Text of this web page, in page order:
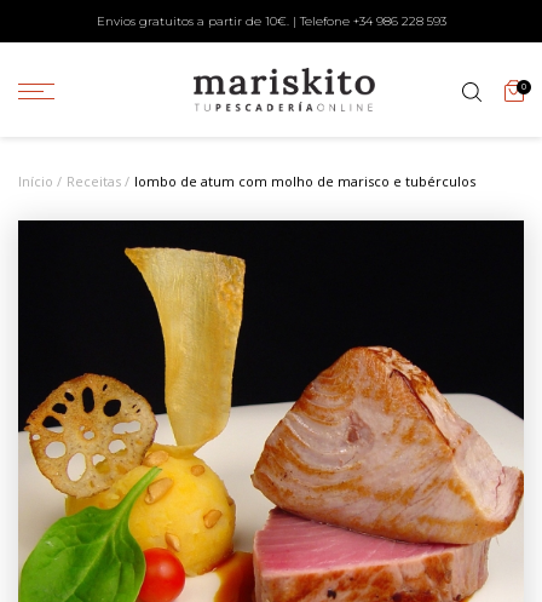
Envios gratuitos a partir de 10€. | Telefone +34 986 228 593
0
Início Receitas lombo de atum com molho de marisco e tubérculos